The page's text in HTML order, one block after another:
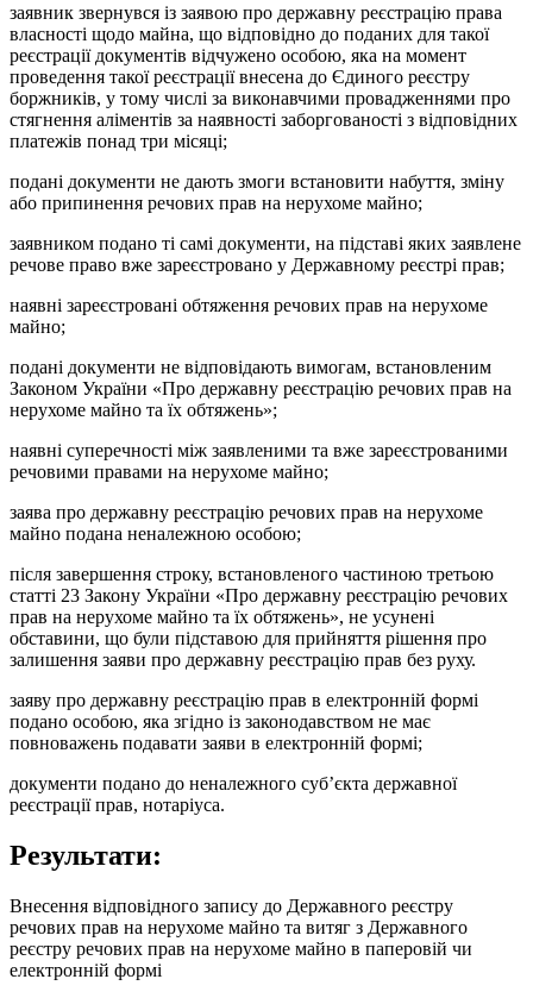
заявник звернувся із заявою про державну реєстрацію права
власності щодо майна, що відповідно до поданих для такої
реєстрації документів відчужено особою, яка на момент
проведення такої реєстрації внесена до Єдиного реєстру
боржників, у тому числі за виконавчими провадженнями про
стягнення аліментів за наявності заборгованості з відповідних
платежів понад три місяці;
подані документи не дають змоги встановити набуття, зміну
або припинення речових прав на нерухоме майно;
заявником подано ті самі документи, на підставі яких заявлене
речове право вже зареєстровано у Державному реєстрі прав;
наявні зареєстровані обтяження речових прав на нерухоме
майно;
подані документи не відповідають вимогам, встановленим
Законом України «Про державну реєстрацію речових прав на
нерухоме майно та їх обтяжень»;
наявні суперечності між заявленими та вже зареєстрованими
речовими правами на нерухоме майно;
заява про державну реєстрацію речових прав на нерухоме
майно подана неналежною особою;
після завершення строку, встановленого частиною третьою
статті 23 Закону України «Про державну реєстрацію речових
прав на нерухоме майно та їх обтяжень», не усунені
обставини, що були підставою для прийняття рішення про
залишення заяви про державну реєстрацію прав без руху.
заяву про державну реєстрацію прав в електронній формі
подано особою, яка згідно із законодавством не має
повноважень подавати заяви в електронній формі;
документи подано до неналежного суб’єкта державної
реєстрації прав, нотаріуса.
Результати:
Внесення відповідного запису до Державного реєстру
речових прав на нерухоме майно та витяг з Державного
реєстру речових прав на нерухоме майно в паперовій чи
електронній формі